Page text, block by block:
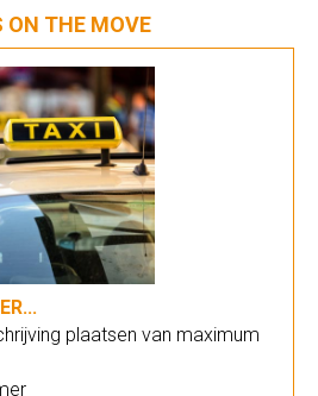
ON THE MOVE
plaatsen van maximum